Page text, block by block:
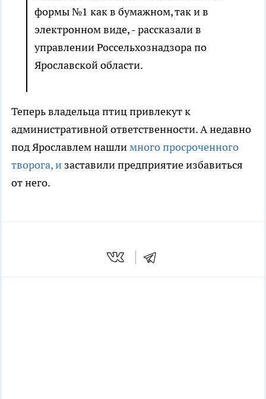
формы №1 как в бумажном, так и в
электронном виде, - рассказали в
управлении Россельхознадзора по
Ярославской области.
Теперь владельца птиц привлекут к
административной ответственности. А недавно
под Ярославлем нашлимного просроченного
творога, и заставили предприятие избавиться
от него.